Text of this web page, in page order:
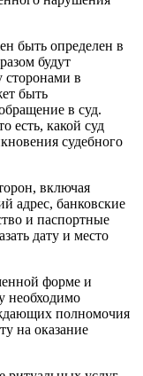
быть определен в
будут
сторонами в
быть
в суд.
есть, какой суд
судебного
включая
адрес, банковские
и паспортные
дату и место
форме и
необходимо
полномочия
на оказание